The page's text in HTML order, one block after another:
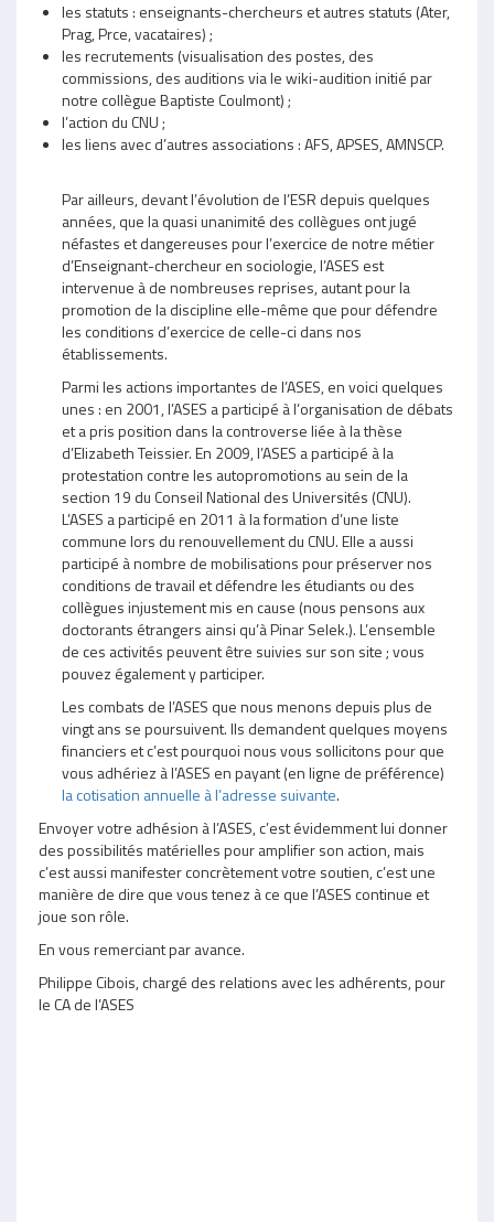
les statuts : enseignants-chercheurs et autres statuts (Ater,
Prag, Prce, vacataires) ;
les recrutements (visualisation des postes, des
commissions, des auditions via le wiki-audition initié par
notre collègue Baptiste Coulmont) ;
l’action du CNU ;
les liens avec d’autres associations : AFS, APSES, AMNSCP.
Par ailleurs, devant l’évolution de l’ESR depuis quelques
années, que la quasi unanimité des collègues ont jugé
néfastes et dangereuses pour l’exercice de notre métier
d’Enseignant-chercheur en sociologie, l’ASES est
intervenue à de nombreuses reprises, autant pour la
promotion de la discipline elle-même que pour défendre
les conditions d’exercice de celle-ci dans nos
établissements.
Parmi les actions importantes de l’ASES, en voici quelques
unes : en 2001, l’ASES a participé à l’organisation de débats
et a pris position dans la controverse liée à la thèse
d’Elizabeth Teissier. En 2009, l’ASES a participé à la
protestation contre les autopromotions au sein de la
section 19 du Conseil National des Universités (CNU).
L’ASES a participé en 2011 à la formation d’une liste
commune lors du renouvellement du CNU. Elle a aussi
participé à nombre de mobilisations pour préserver nos
conditions de travail et défendre les étudiants ou des
collègues injustement mis en cause (nous pensons aux
doctorants étrangers ainsi qu’à Pinar Selek.). L’ensemble
de ces activités peuvent être suivies sur son site ; vous
pouvez également y participer.
Les combats de l’ASES que nous menons depuis plus de
vingt ans se poursuivent. Ils demandent quelques moyens
financiers et c’est pourquoi nous vous sollicitons pour que
vous adhériez à l’ASES en payant (en ligne de préférence)
la cotisation annuelle à l’adresse suivante.
Envoyer votre adhésion à l’ASES, c’est évidemment lui donner
des possibilités matérielles pour amplifier son action, mais
c’est aussi manifester concrètement votre soutien, c’est une
manière de dire que vous tenez à ce que l’ASES continue et
joue son rôle.
En vous remerciant par avance.
Philippe Cibois, chargé des relations avec les adhérents, pour
le CA de l’ASES